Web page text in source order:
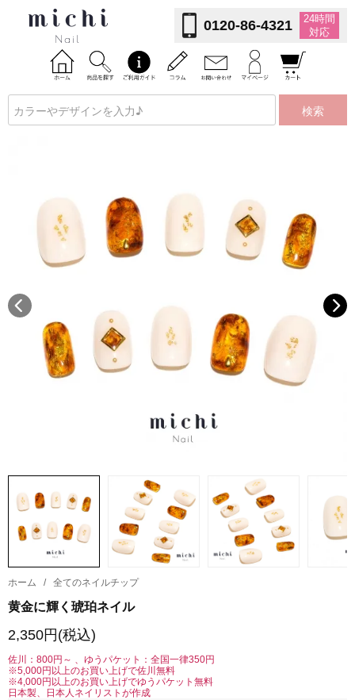
0120-86-4321
24時間
対応
検索
ホーム / 全てのネイルチップ
黄金に輝く琥珀ネイル
2,350円(税込)
佐川：800円～ 、ゆうパケット：全国一律350円
※5,000円以上のお買い上げで佐川無料
※4,000円以上のお買い上げでゆうパケット無料
日本製、日本人ネイリストが作成